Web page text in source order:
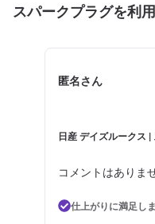
スパークプラグを利
匿名さん
日産 デイズルークス
コメントはありま
仕上がりに満足し